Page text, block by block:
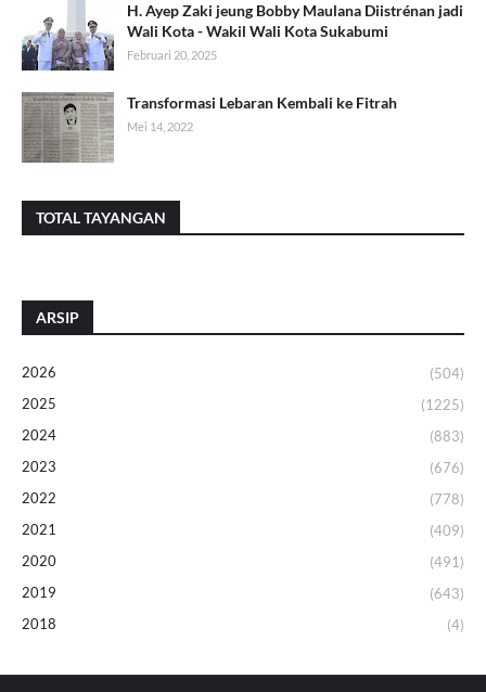
H. Ayep Zaki jeung Bobby Maulana Diistrénan jadi
Wali Kota - Wakil Wali Kota Sukabumi
Februari 20, 2025
Transformasi Lebaran Kembali ke Fitrah
Mei 14, 2022
TOTAL TAYANGAN
ARSIP
2026
(504)
2025
(1225)
2024
(883)
2023
(676)
2022
(778)
2021
(409)
2020
(491)
2019
(643)
2018
(4)